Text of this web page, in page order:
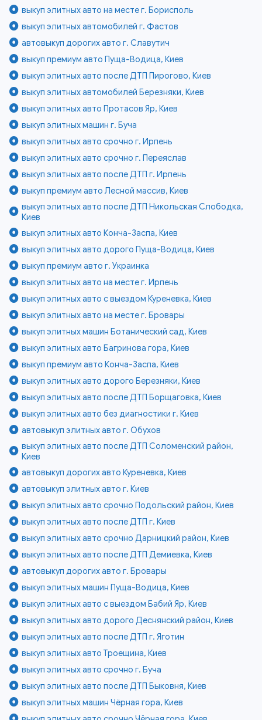
выкуп элитных авто на месте г. Борисполь
выкуп элитных автомобилей г. Фастов
автовыкуп дорогих авто г. Славутич
выкуп премиум авто Пуща-Водица, Киев
выкуп элитных авто после ДТП Пирогово, Киев
выкуп элитных автомобилей Березняки, Киев
выкуп элитных авто Протасов Яр, Киев
выкуп элитных машин г. Буча
выкуп элитных авто срочно г. Ирпень
выкуп элитных авто срочно г. Переяслав
выкуп элитных авто после ДТП г. Ирпень
выкуп премиум авто Лесной массив, Киев
выкуп элитных авто после ДТП Никольская Слободка,
Киев
выкуп элитных авто Конча-Заспа, Киев
выкуп элитных авто дорого Пуща-Водица, Киев
выкуп премиум авто г. Украинка
выкуп элитных авто на месте г. Ирпень
выкуп элитных авто с выездом Куреневка, Киев
выкуп элитных авто на месте г. Бровары
выкуп элитных машин Ботанический сад, Киев
выкуп элитных авто Багринова гора, Киев
выкуп премиум авто Конча-Заспа, Киев
выкуп элитных авто дорого Березняки, Киев
выкуп элитных авто после ДТП Борщаговка, Киев
выкуп элитных авто без диагностики г. Киев
автовыкуп элитных авто г. Обухов
выкуп элитных авто после ДТП Соломенский район,
Киев
автовыкуп дорогих авто Куреневка, Киев
автовыкуп элитных авто г. Киев
выкуп элитных авто срочно Подольский район, Киев
выкуп элитных авто после ДТП г. Киев
выкуп элитных авто срочно Дарницкий район, Киев
выкуп элитных авто после ДТП Демиевка, Киев
автовыкуп дорогих авто г. Бровары
выкуп элитных машин Пуща-Водица, Киев
выкуп элитных авто с выездом Бабий Яр, Киев
выкуп элитных авто дорого Деснянский район, Киев
выкуп элитных авто после ДТП г. Яготин
выкуп элитных авто Троещина, Киев
выкуп элитных авто срочно г. Буча
выкуп элитных авто после ДТП Быковня, Киев
выкуп элитных машин Чёрная гора, Киев